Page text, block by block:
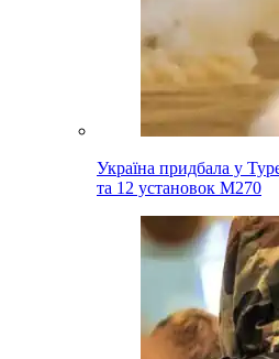
Україна придбала у
та 12 установок M270